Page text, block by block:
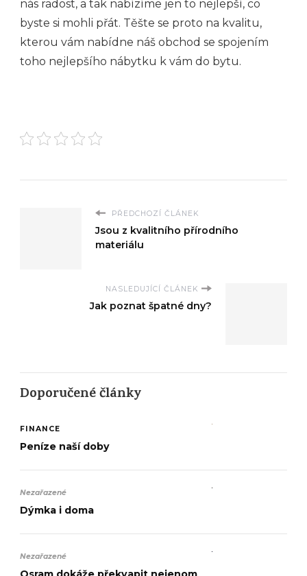
nás radost, a tak nabízíme jen to nejlepší, co
byste si mohli přát. Těšte se proto na kvalitu,
kterou vám nabídne náš obchod se spojením
toho nejlepšího nábytku k vám do bytu.
PŘEDCHOZÍ ČLÁNEK
Jsou z kvalitního přírodního
materiálu
NASLEDUJÍCÍ ČLÁNEK
Jak poznat špatné dny?
Doporučené články
FINANCE
Peníze naší doby
Nezařazené
Dýmka i doma
Nezařazené